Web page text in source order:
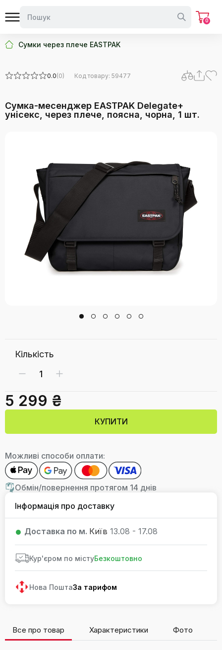
0
Сумки через плече EASTPAK
0.0(0) Код товару: 59477
Сумка-месенджер EASTPAK Delegate+
унісекс, через плече, поясна, чорна, 1 шт.
Кількість
5 299 ₴
КУПИТИ
Можливі способи оплати:
Обмін/повернення протягом 14 днів
Інформація про доставку
Доставка по м. Київ 13.08 - 17.08
Кур'єром по містуБезкоштовно
Нова ПоштаЗа тарифом
Все про товар Характеристики Фото